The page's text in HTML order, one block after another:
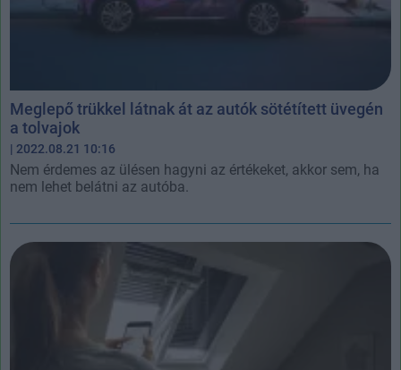
Meglepő trükkel látnak át az autók sötétített üvegén
a tolvajok
| 2022.08.21 10:16
Nem érdemes az ülésen hagyni az értékeket, akkor sem, ha
nem lehet belátni az autóba.